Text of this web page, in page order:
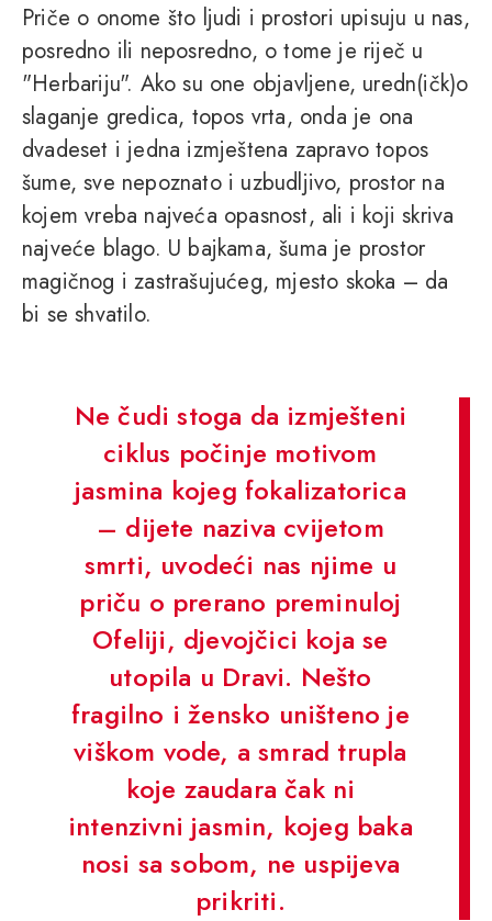
Priče o onome što ljudi i prostori upisuju u nas,
posredno ili neposredno, o tome je riječ u
"Herbariju". Ako su one objavljene, uredn(ičk)o
slaganje gredica, topos vrta, onda je ona
dvadeset i jedna izmještena zapravo topos
šume, sve nepoznato i uzbudljivo, prostor na
kojem vreba najveća opasnost, ali i koji skriva
najveće blago. U bajkama, šuma je prostor
magičnog i zastrašujućeg, mjesto skoka – da
bi se shvatilo.
Ne čudi stoga da izmješteni
ciklus počinje motivom
jasmina kojeg fokalizatorica
– dijete naziva cvijetom
smrti, uvodeći nas njime u
priču o prerano preminuloj
Ofeliji, djevojčici koja se
utopila u Dravi. Nešto
fragilno i žensko uništeno je
viškom vode, a smrad trupla
koje zaudara čak ni
intenzivni jasmin, kojeg baka
nosi sa sobom, ne uspijeva
prikriti.